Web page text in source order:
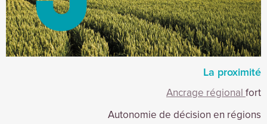
La proximité
Ancrage régional fort
Autonomie de décision en régions